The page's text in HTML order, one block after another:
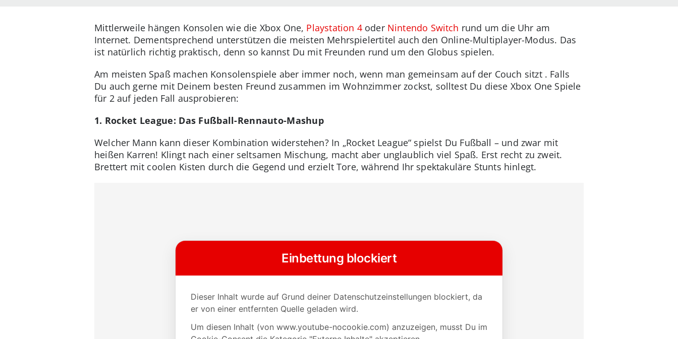
Mittlerweile hängen Konsolen wie die Xbox One, Playstation 4oder Nintendo Switch rund um die Uhr am
Internet. Dementsprechend unterstützen die meisten Mehrspielertitel auch den Online-Multiplayer-Modus. Das
ist natürlich richtig praktisch, denn so kannst Du mit Freunden rund um den Globus spielen.
Am meisten Spaß machen Konsolenspiele aber immer noch, wenn man gemeinsam auf der Couch sitzt . Falls
Du auch gerne mit Deinem besten Freund zusammen im Wohnzimmer zockst, solltest Du diese Xbox One Spiele
für 2 auf jeden Fall ausprobieren:
1. Rocket League: Das Fußball-Rennauto-Mashup
Welcher Mann kann dieser Kombination widerstehen? In „Rocket League“ spielst Du Fußball – und zwar mit
heißen Karren! Klingt nach einer seltsamen Mischung, macht aber unglaublich viel Spaß. Erst recht zu zweit.
Brettert mit coolen Kisten durch die Gegend und erzielt Tore, während Ihr spektakuläre Stunts hinlegt.